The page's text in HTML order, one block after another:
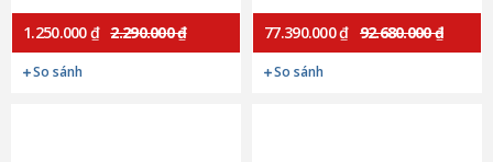
1.250.000 ₫ 2.290.000 ₫
So sánh
77.390.000 ₫ 92.680.000 ₫
So sánh